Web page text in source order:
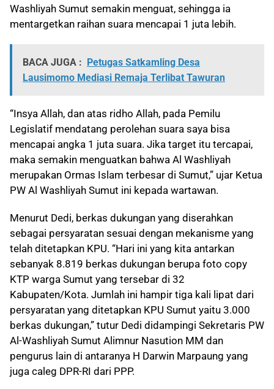
Washliyah Sumut semakin menguat, sehingga ia
mentargetkan raihan suara mencapai 1 juta lebih.
BACA JUGA : Petugas Satkamling Desa
Lausimomo Mediasi Remaja Terlibat Tawuran
“Insya Allah, dan atas ridho Allah, pada Pemilu
Legislatif mendatang perolehan suara saya bisa
mencapai angka 1 juta suara. Jika target itu tercapai,
maka semakin menguatkan bahwa Al Washliyah
merupakan Ormas Islam terbesar di Sumut,” ujar Ketua
PW Al Washliyah Sumut ini kepada wartawan.
Menurut Dedi, berkas dukungan yang diserahkan
sebagai persyaratan sesuai dengan mekanisme yang
telah ditetapkan KPU. “Hari ini yang kita antarkan
sebanyak 8.819 berkas dukungan berupa foto copy
KTP warga Sumut yang tersebar di 32
Kabupaten/Kota. Jumlah ini hampir tiga kali lipat dari
persyaratan yang ditetapkan KPU Sumut yaitu 3.000
berkas dukungan,” tutur Dedi didampingi Sekretaris PW
Al-Washliyah Sumut Alimnur Nasution MM dan
pengurus lain di antaranya H Darwin Marpaung yang
juga caleg DPR-RI dari PPP.